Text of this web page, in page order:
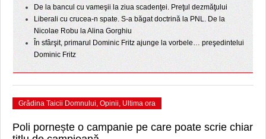
De la bancul cu vameşii la ziua scadenţei. Preţul dezmăţului
Liberali cu crucea-n spate. S-a băgat doctrină la PNL. De la
Nicolae Robu la Alina Gorghiu
În sfârşit, primarul Dominic Fritz ajunge la vorbele… preşedintelui
Dominic Fritz
Grădina Taicii Domnului, Opinii, Ultima ora
Poli pornește o campanie pe care poate scrie chiar